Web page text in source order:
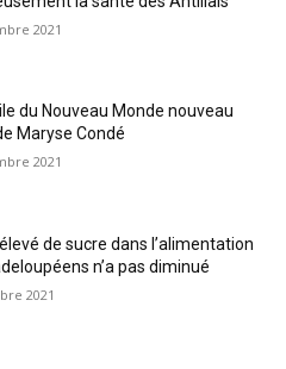
2021
du Nouveau Monde nouveau
Maryse Condé
2021
de sucre dans l’alimentation
n’a pas diminué
2021